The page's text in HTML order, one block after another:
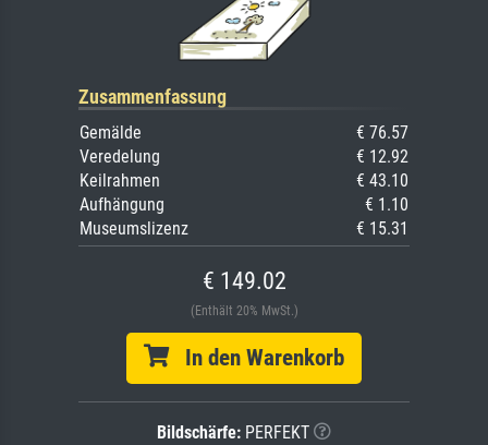
Zusammenfassung
Gemälde
€ 76.57
Veredelung
€ 12.92
Keilrahmen
€ 43.10
Aufhängung
€ 1.10
Museumslizenz
€ 15.31
€ 149.02
(Enthält 20% MwSt.)
In den Warenkorb
Bildschärfe: PERFEKT